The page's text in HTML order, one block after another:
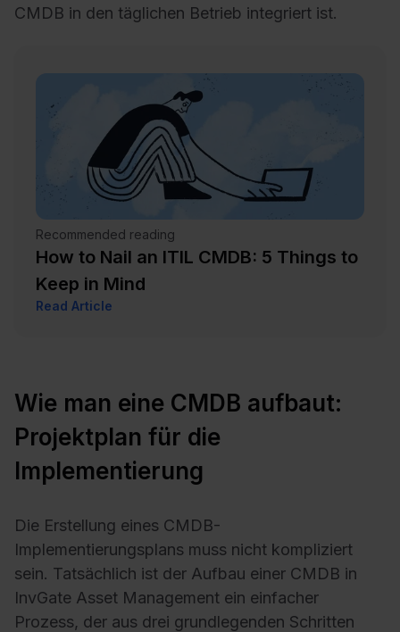
CMDB in den täglichen Betrieb integriert ist.
Recommended reading
How to Nail an ITIL CMDB: 5 Things to
Keep in Mind
Read Article
Wie man eine CMDB aufbaut:
Projektplan für die
Implementierung
Die Erstellung eines CMDB-
Implementierungsplans muss nicht kompliziert
sein. Tatsächlich ist der Aufbau einer CMDB in
InvGate Asset Management ein einfacher
Prozess, der aus drei grundlegenden Schritten